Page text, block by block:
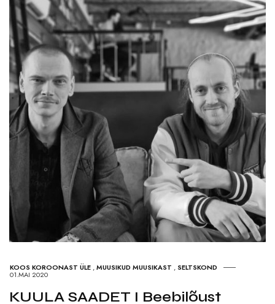
KOOS KOROONAST ÜLE ,MUUSIKUD MUUSIKAST , SELTSKOND
01.MAI 2020
KUULA SAADET I Beebilõust